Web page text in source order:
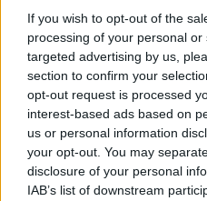
If you wish to opt-out of the
processing of your personal
targeted advertising by us,
section to confirm your
opt-out request is processed
interest-based ads based on
us or personal information
your opt-out. You may
disclosure of your personal
IAB’s list of downstream
Hírek
Videók
Kisállatok egészsége
#allergia #influenza
#orvosmeteorológia
#reflux
Regisztráció